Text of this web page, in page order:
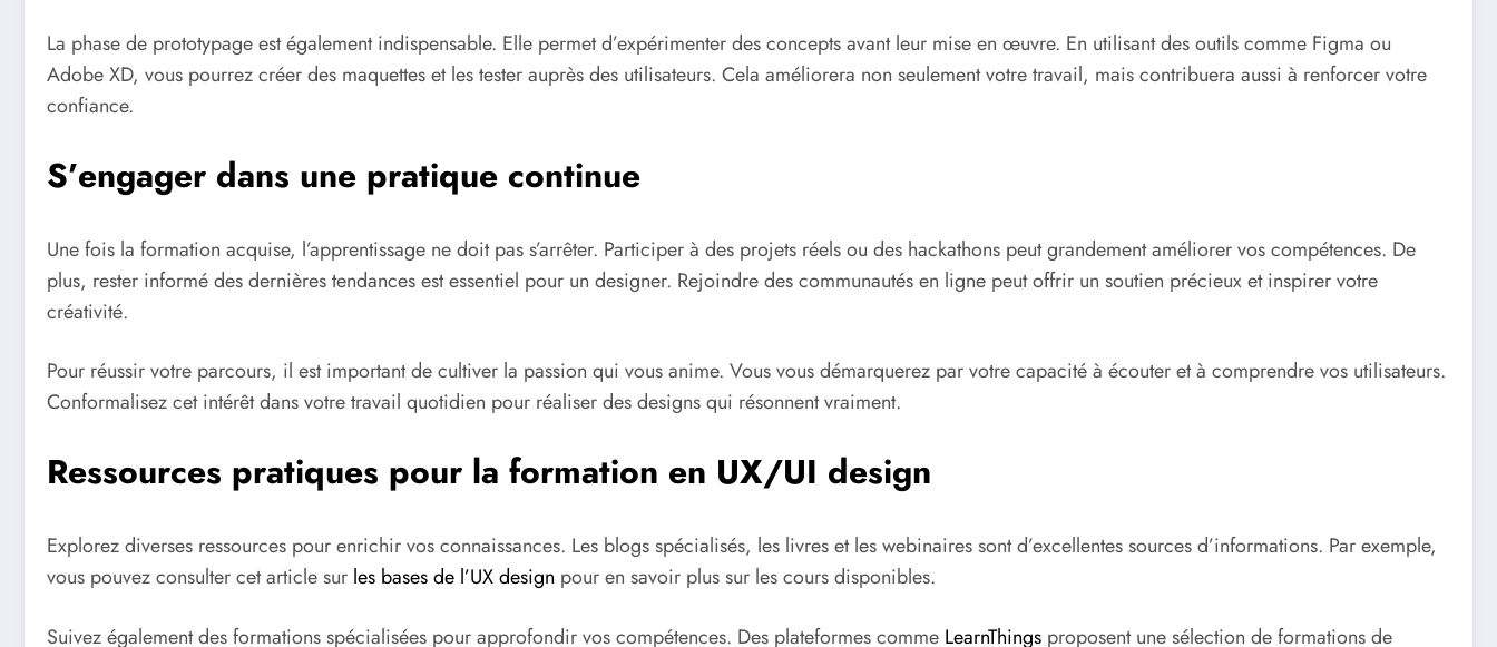
La phase de prototypage est également indispensable. Elle permet d’expérimenter des concepts avant leur mise en œuvre. En utilisant des outils comme Figma ou
Adobe XD, vous pourrez créer des maquettes et les tester auprès des utilisateurs. Cela améliorera non seulement votre travail, mais contribuera aussi à renforcer votre
confiance.
S’engager dans une pratique continue
Une fois la formation acquise, l’apprentissage ne doit pas s’arrêter. Participer à des projets réels ou des hackathons peut grandement améliorer vos compétences. De
plus, rester informé des dernières tendances est essentiel pour un designer. Rejoindre des communautés en ligne peut offrir un soutien précieux et inspirer votre
créativité.
Pour réussir votre parcours, il est important de cultiver la passion qui vous anime. Vous vous démarquerez par votre capacité à écouter et à comprendre vos utilisateurs.
Conformalisez cet intérêt dans votre travail quotidien pour réaliser des designs qui résonnent vraiment.
Ressources pratiques pour la formation en UX/UI design
Explorez diverses ressources pour enrichir vos connaissances. Les blogs spécialisés, les livres et les webinaires sont d’excellentes sources d’informations. Par exemple,
vous pouvez consulter cet article sur les bases de l’UX design pour en savoir plus sur les cours disponibles.
Suivez également des formations spécialisées pour approfondir vos compétences. Des plateformes comme LearnThings proposent une sélection de formations de